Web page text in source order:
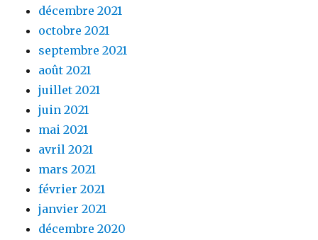
décembre 2021
octobre 2021
septembre 2021
août 2021
juillet 2021
juin 2021
mai 2021
avril 2021
mars 2021
février 2021
janvier 2021
décembre 2020